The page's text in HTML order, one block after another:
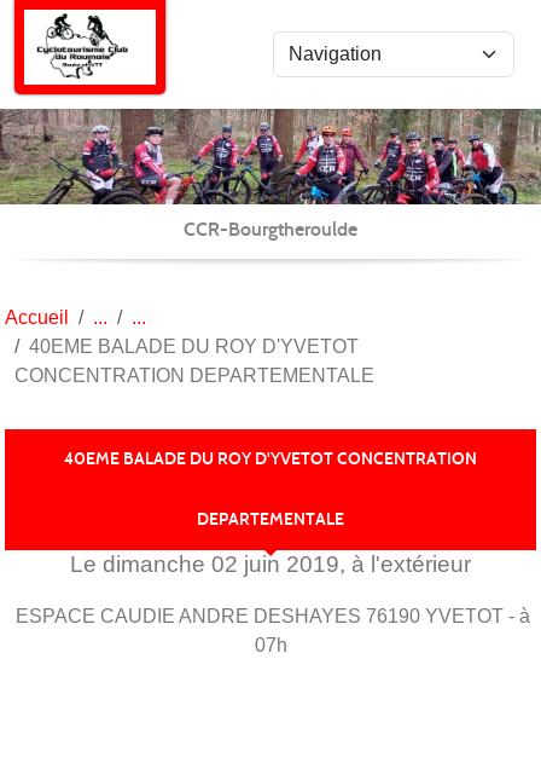
CCR-Bourgtheroulde
Accueil
40EME BALADE DU ROY D'YVETOT
CONCENTRATION DEPARTEMENTALE
40EME BALADE DU ROY D'YVETOT CONCENTRATION
DEPARTEMENTALE
Le dimanche 02 juin 2019, à l'extérieur
ESPACE CAUDIE ANDRE DESHAYES 76190 YVETOT - à
07h
Panneau de gestion des cookies